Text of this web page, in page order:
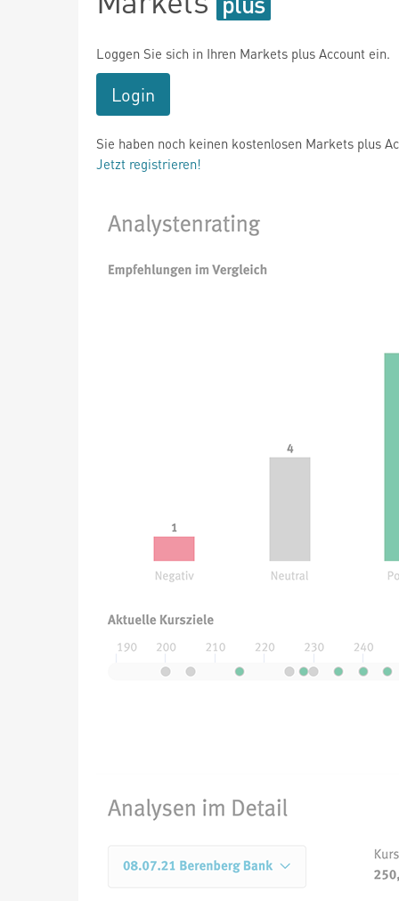
Loggen Sie sich in Ihren Markets plus Account ein.
Login
Sie haben noch keinen kostenlosen Markets plus
Jetzt registrieren!